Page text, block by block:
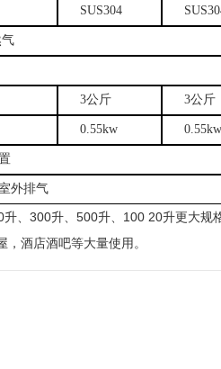
SUS304
3公斤 3公斤
0.55kw 0.55kw
外排气
升、300升、500升、100 20升更大规
酒店酒吧等大量使用。